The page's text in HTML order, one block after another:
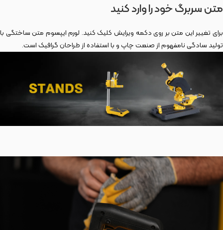
متن سربرگ خود را وارد کنید
برای تغییر این متن بر روی دکمه ویرایش کلیک کنید. لورم ایپسوم متن ساختگی با
تولید سادگی نامفهوم از صنعت چاپ و با استفاده از طراحان گرافیک است.